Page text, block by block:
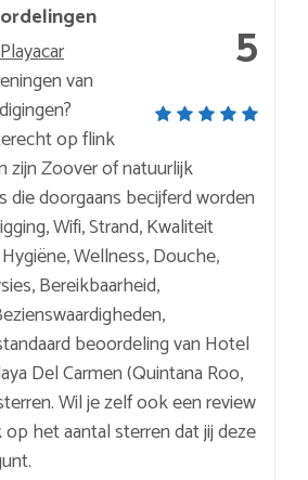
5
van
op flink
zijn Zoover of natuurlijk
die doorgaans becijferd worden
Wifi, Strand, Kwaliteit
Wellness, Douche,
Bereikbaarheid,
beoordeling van Hotel
Del Carmen (Quintana Roo,
Wil je zelf ook een review
het aantal sterren dat jij deze